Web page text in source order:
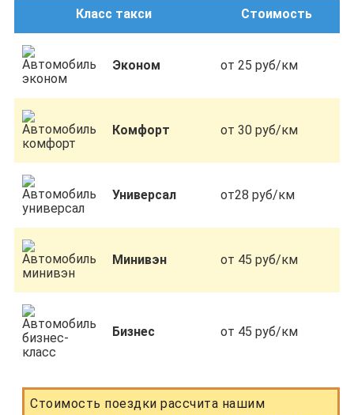
Класс такси Стоимость
Эконом от 25 руб/км
Комфорт от 30 руб/км
Универсал от28 руб/км
Минивэн от 45 руб/км
Бизнес от 45 руб/км
Стоимость поездки рассчита нашим